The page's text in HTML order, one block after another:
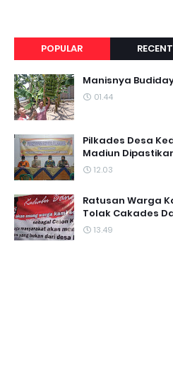
POPULAR
Manisnya
01.44
Pilkades Desa
Madiun
12.03
Ratusan Warga
Tolak Cakades
13.49